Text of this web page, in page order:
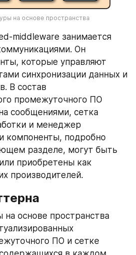
на основе пространства
middleware занимается
Он
которые управляют
синхронизации данных и
В состав
промежуточного ПО
сообщениями, сетка
и менеджер
компоненты, подробно
разделе, могут быть
приобретены как
производителей.
на основе пространства
ПО и сетке